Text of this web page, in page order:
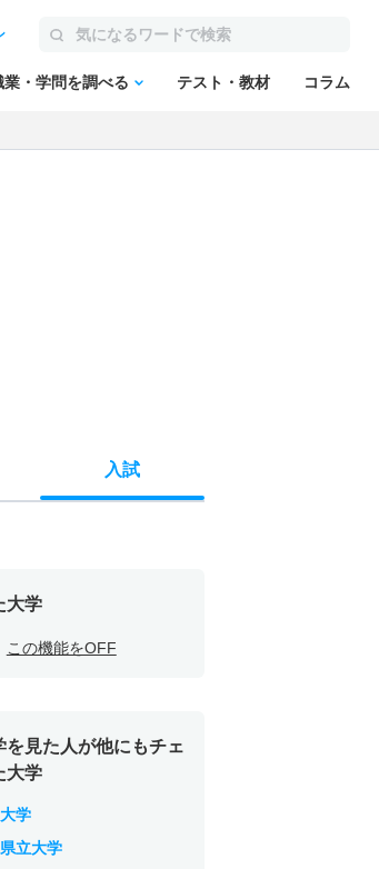
業・学問を調べる テスト・教材 コラム
入試
大学
この機能をOFF
を見た人が他にもチェ
大学
学
立大学